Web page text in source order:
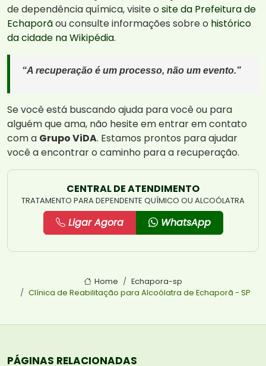
de dependência química, visite o site da Prefeitura de
Echaporãou consulte informações sobre o histórico
da cidade na Wikipédia.
“A recuperação é um processo, não um evento.”
Se você está buscando ajuda para você ou para
alguém que ama, não hesite em entrar em contato
com a Grupo ViDA. Estamos prontos para ajudar
você a encontrar o caminho para a recuperação.
CENTRAL DE ATENDIMENTO
TRATAMENTO PARA DEPENDENTE QUÍMICO OU ALCOÓLATRA
Ligar Agora WhatsApp
Home
Echapora-sp
Clínica de Reabilitação para Alcoólatra de Echaporã - SP
PÁGINAS RELACIONADAS